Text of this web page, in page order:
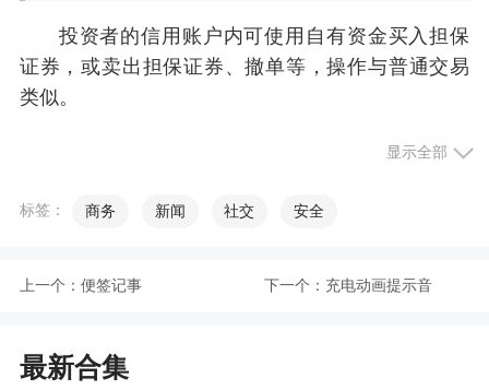
投资者的信用账户内可使用自有资金买入担保
证券，或卖出担保证券、撤单等，操作与普通交易
类似。
保品证券，不在担保品证券列表中的证券不允许买
8.2、普通卖出（担保品卖出）
软件问题
显示全部
标签： 商务 新闻 社交 安全
上一个： 便签记事 下一个： 充电动画提示音
最新合集